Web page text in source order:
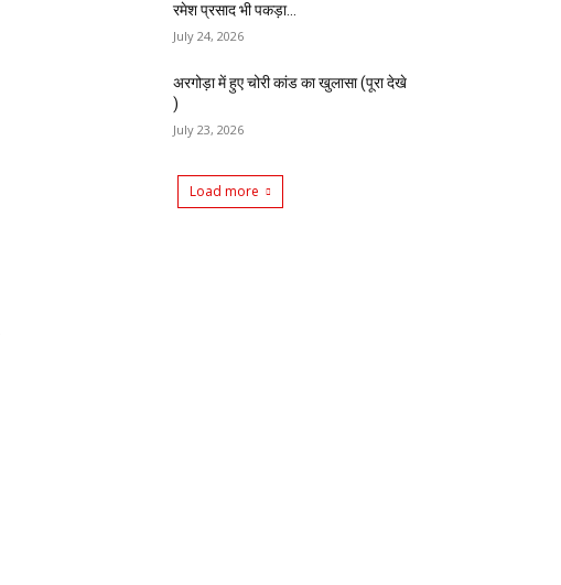
रमेश प्रसाद भी पकड़ा...
July 24, 2026
अरगोड़ा में हुए चोरी कांड का खुलासा (पूरा देखे
)
July 23, 2026
Load more